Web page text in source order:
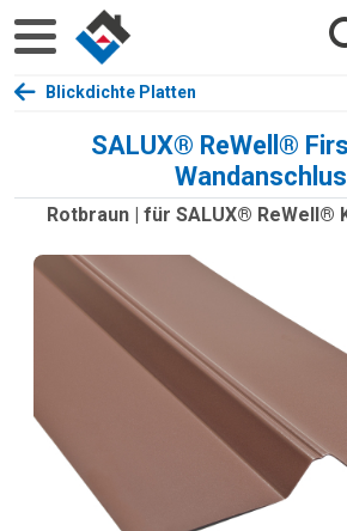
Blickdichte Platten
SALUX® ReWell®
Rotbraun | für SALUX®